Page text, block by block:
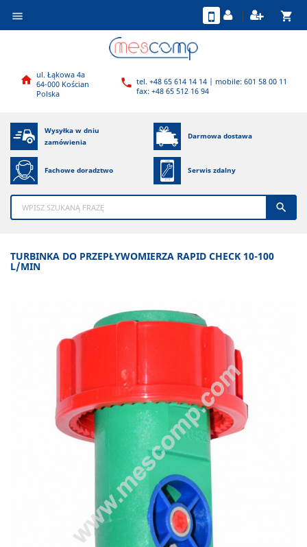
 shopping_cart
 ul. Łąkowa 4a
64-000 Kościan
Polska
 tel. +48 65 614 14 14 | mobile: 601 58 00 11
fax: +48 65 512 16 94
Wysyłka w dniu
zamówienia
Darmowa dostawa
Fachowe doradztwo Serwis zdalny

TURBINKA DO PRZEPŁYWOMIERZA RAPID CHECK 10-100
L/MIN